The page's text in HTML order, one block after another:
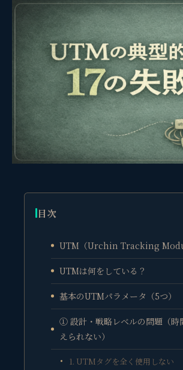
目次
UTM（Urchin Tracking
UTMは何をしている？
基本のUTMパラメータ（5つ）
① 設計・戦略レベルの問題（時
えられない）
1. UTMタグを全く使用しない